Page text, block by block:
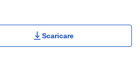
Actions Portlet
Scaricare